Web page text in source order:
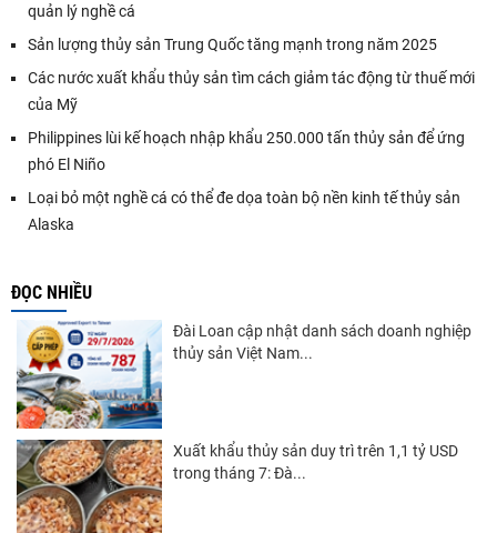
quản lý nghề cá
Sản lượng thủy sản Trung Quốc tăng mạnh trong năm 2025
Các nước xuất khẩu thủy sản tìm cách giảm tác động từ thuế mới
của Mỹ
Philippines lùi kế hoạch nhập khẩu 250.000 tấn thủy sản để ứng
phó El Niño
Loại bỏ một nghề cá có thể đe dọa toàn bộ nền kinh tế thủy sản
Alaska
ĐỌC NHIỀU
Đài Loan cập nhật danh sách doanh nghiệp
thủy sản Việt Nam...
Xuất khẩu thủy sản duy trì trên 1,1 tỷ USD
trong tháng 7: Đà...